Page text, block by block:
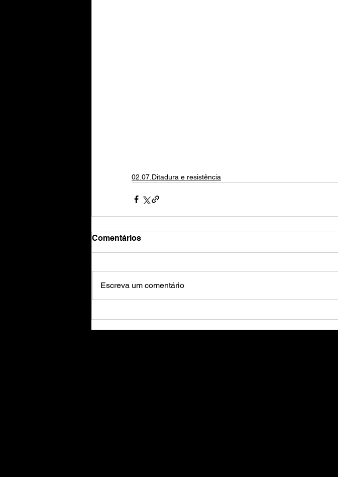
02.07.Ditadura e resistência
Comentários
Escreva um comentário